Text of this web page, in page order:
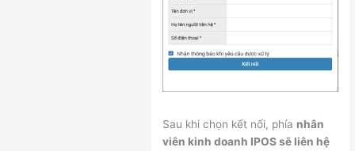
Sau khi chọn kết nối, phía nhân
viên kinh doanh IPOS sẽ liên hệ